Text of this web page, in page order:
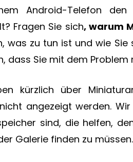
Android-Telefon den
Fragen Sie sich, warum
was zu tun ist und wie
dass Sie mit dem Problem
kürzlich über
angezeigt werden.
sind, die helfen,
Galerie finden zu müssen.